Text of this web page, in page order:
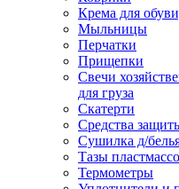
Крема для
Мыльницы
Перчатки
Прищепки
Свечи
для груза
Скатерти
Средства
Сушилка д/
Тазы
Термометры